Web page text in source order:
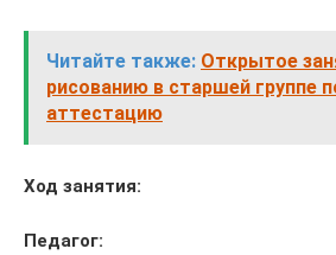
Читайте также: Открытое
рисованию в старшей группе
аттестацию
Ход занятия:
Педагог: